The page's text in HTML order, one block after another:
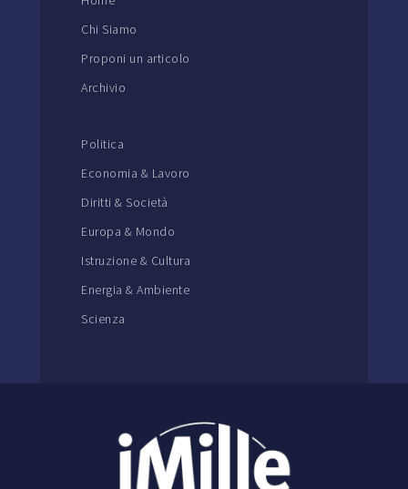
Chi Siamo
Proponi un articolo
Archivio
Politica
Economia & Lavoro
Diritti & Società
Europa & Mondo
Istruzione & Cultura
Energia & Ambiente
Scienza